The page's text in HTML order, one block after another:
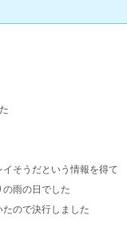
そうだという情報を得て
雨の日でした
ので決行しました